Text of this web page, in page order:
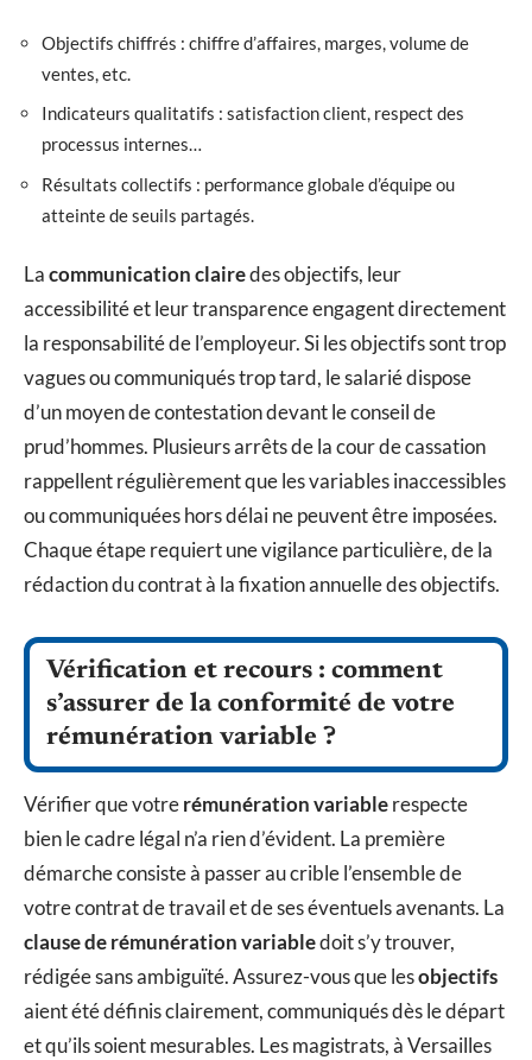
Objectifs chiffrés : chiffre d’affaires, marges, volume de
ventes, etc.
Indicateurs qualitatifs : satisfaction client, respect des
processus internes…
Résultats collectifs : performance globale d’équipe ou
atteinte de seuils partagés.
Lacommunication clairedes objectifs, leur
accessibilité et leur transparence engagent directement
la responsabilité de l’employeur. Si les objectifs sont trop
vagues ou communiqués trop tard, le salarié dispose
d’un moyen de contestation devant le conseil de
prud’hommes. Plusieurs arrêts de la cour de cassation
rappellent régulièrement que les variables inaccessibles
ou communiquées hors délai ne peuvent être imposées.
Chaque étape requiert une vigilance particulière, de la
rédaction du contrat à la fixation annuelle des objectifs.
Vérification et recours : comment
s’assurer de la conformité de votre
rémunération variable ?
Vérifier que votrerémunération variablerespecte
bien le cadre légal n’a rien d’évident. La première
démarche consiste à passer au crible l’ensemble de
votre contrat de travail et de ses éventuels avenants. La
clause de rémunération variabledoit s’y trouver,
rédigée sans ambiguïté. Assurez-vous que lesobjectifs
aient été définis clairement, communiqués dès le départ
et qu’ils soient mesurables. Les magistrats, à Versailles